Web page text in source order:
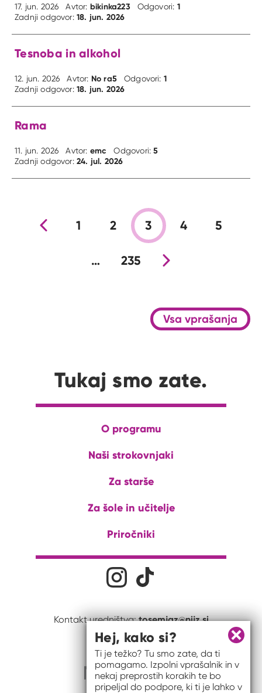
17. jun. 2026 Avtor: bikinka223 Odgovori: 1
Zadnji odgovor:18. jun. 2026
Tesnoba in alkohol
12. jun. 2026 Avtor: No ra5 Odgovori: 1
Zadnji odgovor:18. jun. 2026
Rama
11. jun. 2026 Avtor: emc Odgovori:5
Zadnji odgovor:24. jul. 2026
Prejšnja stran
1 2 3 4 5
… 235Nova stran
Vsa vprašanja
Tukaj smo zate.
O programu
Naši strokovnjaki
Za starše
Za šole in učitelje
Priročniki
Družabna omrežjaNa naš Instagram profil
Kontakt uredništva:tosemjaz@nijz.si
Zapri
Hej, kako si?
Ti je težko? Tu smo zate, da ti
pomagamo. Izpolni vprašalnik in v
nekaj preprostih korakih te bo
pripeljal do podpore, ki ti je lahko v